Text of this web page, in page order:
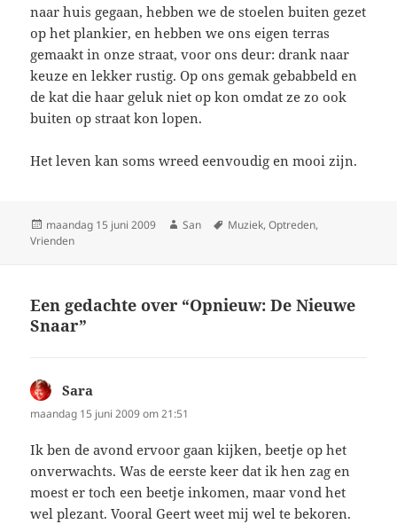
naar huis gegaan, hebben we de stoelen buiten gezet
op het plankier, en hebben we ons eigen terras
gemaakt in onze straat, voor ons deur: drank naar
keuze en lekker rustig. Op ons gemak gebabbeld en
de kat die haar geluk niet op kon omdat ze zo ook
buiten op straat kon lopen.
Het leven kan soms wreed eenvoudig en mooi zijn.
Geplaatst
op
maandag 15 juni 2009 Auteur
San Tags
Muziek,Optreden,
Vrienden
Een gedachte over “Opnieuw: De Nieuwe
Snaar”
Sara
maandag 15 juni 2009 om 21:51
Ik ben de avond ervoor gaan kijken, beetje op het
onverwachts. Was de eerste keer dat ik hen zag en
moest er toch een beetje inkomen, maar vond het
wel plezant. Vooral Geert weet mij wel te bekoren.